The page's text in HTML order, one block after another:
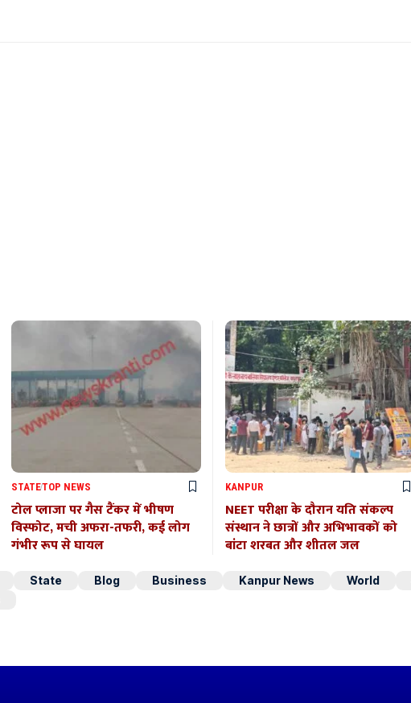
STATETOP NEWS
टोल प्लाजा पर गैस टैंकर में भीषण
विस्फोट, मची अफरा-तफरी, कई लोग
गंभीर रूप से घायल
KANPUR
NEET परीक्षा के दौरान यति संकल्प
संस्थान ने छात्रों और अभिभावकों को
बांटा शरबत और शीतल जल
State Blog Business Kanpur News World